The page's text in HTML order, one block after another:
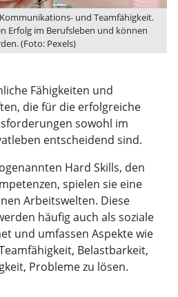
und Teamfähigkeit.
Erfolg im Berufsleben und können
(Foto: Pexels)
Fähigkeiten und
die für die erfolgreiche
sowohl im
entscheidend sind.
Hard Skills, den
spielen sie eine
Arbeitswelten. Diese
häufig auch als soziale
und umfassen Aspekte wie
Belastbarkeit,
Probleme zu lösen.